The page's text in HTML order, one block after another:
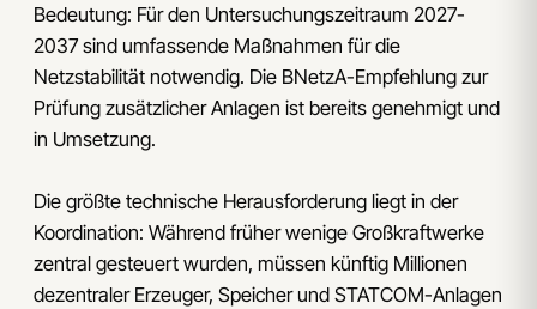
Bedeutung: Für den Untersuchungszeitraum 2027-
2037 sind umfassende Maßnahmen für die
Netzstabilität notwendig. Die BNetzA-Empfehlung zur
Prüfung zusätzlicher Anlagen ist bereits genehmigt und
in Umsetzung.
Die größte technische Herausforderung liegt in der
Koordination: Während früher wenige Großkraftwerke
zentral gesteuert wurden, müssen künftig Millionen
dezentraler Erzeuger, Speicher und STATCOM-Anlagen